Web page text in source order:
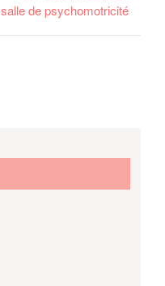
salle de psychomotricité